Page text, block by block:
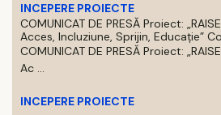
INCEPERE PROIECTE
COMUNICAT DE PRESĂ Proiect:
Acces, Incluziune, Sprijin, Educație”
COMUNICAT DE PRESĂ Proiect:
Ac ...
INCEPERE PROIECTE